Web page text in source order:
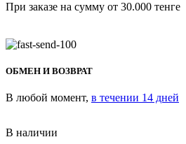
При заказе на сумму от 30.000 тенге
ОБМЕН И ВОЗВРАТ
В любой момент, в течении 14 дней
В наличии